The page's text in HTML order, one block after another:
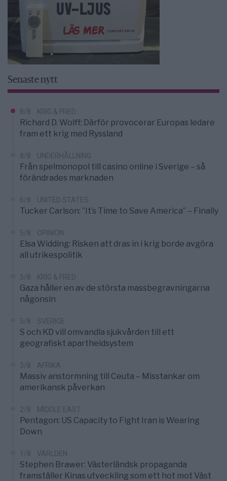
Senaste nytt
8/8 KRIG & FRED
Richard D. Wolff: Därför provocerar Europas ledare
fram ett krig med Ryssland
8/8 UNDERHÅLLNING
Från spelmonopol till casino online i Sverige – så
förändrades marknaden
6/8 UNITED STATES
Tucker Carlson: ”It’s Time to Save America” – Finally
5/8 OPINION
Elsa Widding: Risken att dras in i krig borde avgöra
all utrikespolitik
5/8 KRIG & FRED
Gaza håller en av de största massbegravningarna
någonsin
5/8 SVERIGE
S och KD vill omvandla sjukvården till ett
geografiskt apartheidsystem
3/8 AFRIKA
Massiv anstormning till Ceuta – Misstankar om
amerikansk påverkan
2/8 MIDDLE EAST
Pentagon: US Capacity to Fight Iran is Wearing
Down
1/8 VÄRLDEN
Stephen Brawer: Västerländsk propaganda
framställer Kinas utveckling som ett hot mot Väst